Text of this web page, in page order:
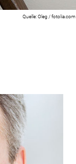
Oleg / fotolia.com